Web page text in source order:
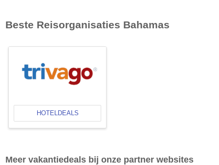
Beste Reisorganisaties Bahamas
HOTELDEALS
Meer vakantiedeals bij onze partner websites